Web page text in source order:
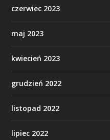
czerwiec 2023
maj 2023
kwiecień 2023
grudzień 2022
listopad 2022
lipiec 2022